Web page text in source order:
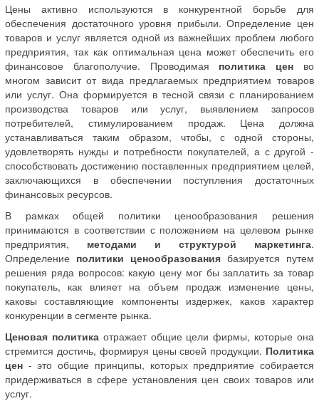
Цены активно используются в конкурентной борьбе для
обеспечения достаточного уровня прибыли. Определение цен
товаров и услуг является одной из важнейших проблем любого
предприятия, так как оптимальная цена может обеспечить его
финансовое благополучие. Проводимая политика цен во
многом зависит от вида предлагаемых предприятием товаров
или услуг. Она формируется в тесной связи с планированием
производства товаров или услуг, выявлением запросов
потребителей, стимулированием продаж. Цена должна
устанавливаться таким образом, чтобы, с одной стороны,
удовлетворять нужды и потребности покупателей, а с другой -
способствовать достижению поставленных предприятием целей,
заключающихся в обеспечении поступления достаточных
финансовых ресурсов.
В рамках общей политики ценообразования решения
принимаются в соответствии с положением на целевом рынке
предприятия, методами и структурой маркетинга.
Определение политики ценообразования базируется путем
решения ряда вопросов: какую цену мог бы заплатить за товар
покупатель, как влияет на объем продаж изменение цены,
каковы составляющие компоненты издержек, каков характер
конкуренции в сегменте рынка.
Ценовая политикаотражает общие цели фирмы, которые она
стремится достичь, формируя цены своей продукции. Политика
цен - это общие принципы, которых предприятие собирается
придерживаться в сфере установления цен своих товаров или
услуг.